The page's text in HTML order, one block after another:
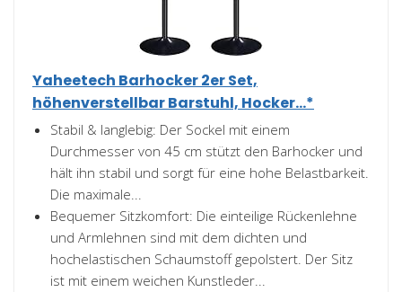
Yaheetech Barhocker 2er Set,
höhenverstellbar Barstuhl, Hocker...*
Stabil & langlebig: Der Sockel mit einem
Durchmesser von 45 cm stützt den Barhocker und
hält ihn stabil und sorgt für eine hohe Belastbarkeit.
Die maximale...
Bequemer Sitzkomfort: Die einteilige Rückenlehne
und Armlehnen sind mit dem dichten und
hochelastischen Schaumstoff gepolstert. Der Sitz
ist mit einem weichen Kunstleder...